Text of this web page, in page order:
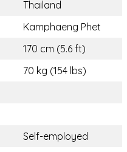
Thailand
Kamphaeng Phet
170 cm (5.6 ft)
70 kg (154 lbs)
Self-employed